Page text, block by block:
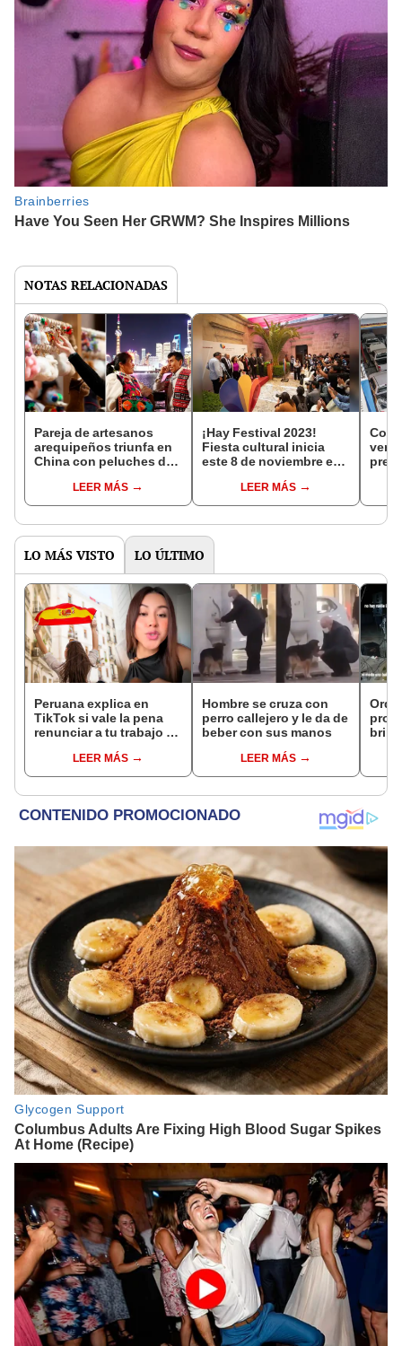
NOTAS RELACIONADAS
Pareja de artesanos
arequipeños triunfa en
China con peluches de
LEER MÁS
¡Hay Festival 2023!
Fiesta cultural inicia
este 8 de noviembre en
cronograma?
LEER MÁS
LO MÁS VISTO LO ÚLTIMO
Peruana explica en
TikTok si vale la pena
renunciar a tu trabajo y
vivir a España: "Yo
arriesgué"
LEER MÁS
Hombre se cruza con
perro callejero y le da de
beber con sus manos
LEER MÁS